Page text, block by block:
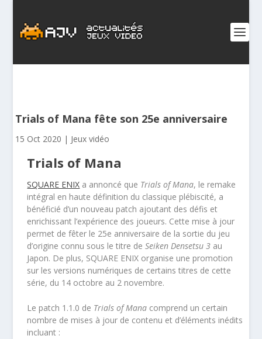
Trials of Mana fête son 25e anniversaire
15 Oct 2020 | Jeux vidéo
Trials of Mana
SQUARE ENIX a annoncé que Trials of Mana, le remake
intégral en haute définition du classique plébiscité, a
bénéficié d’un nouveau patch ajoutant des défis et
enrichissant l’expérience des joueurs. Cette mise à jour
permet de fêter le 25e anniversaire de la sortie du jeu
d’origine connu sous le titre deSeiken Densetsu 3 au
Japon. De plus, SQUARE ENIX organise une promotion
sur les versions numériques de certains titres de cette
série, du 14 octobre au 2 novembre.
Le patch 1.1.0 de Trials of Mana comprend un certain
nombre de mises à jour de contenu et d’éléments inédits
incluant :